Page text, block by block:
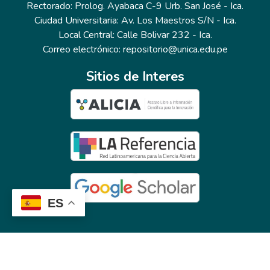
ES
Rectorado: Prolog. Ayabaca C-9 Urb. San José - Ica.
Ciudad Universitaria: Av. Los Maestros S/N - Ica.
Local Central: Calle Bolivar 232 - Ica.
Correo electrónico: repositorio@unica.edu.pe
Sitios de Interes